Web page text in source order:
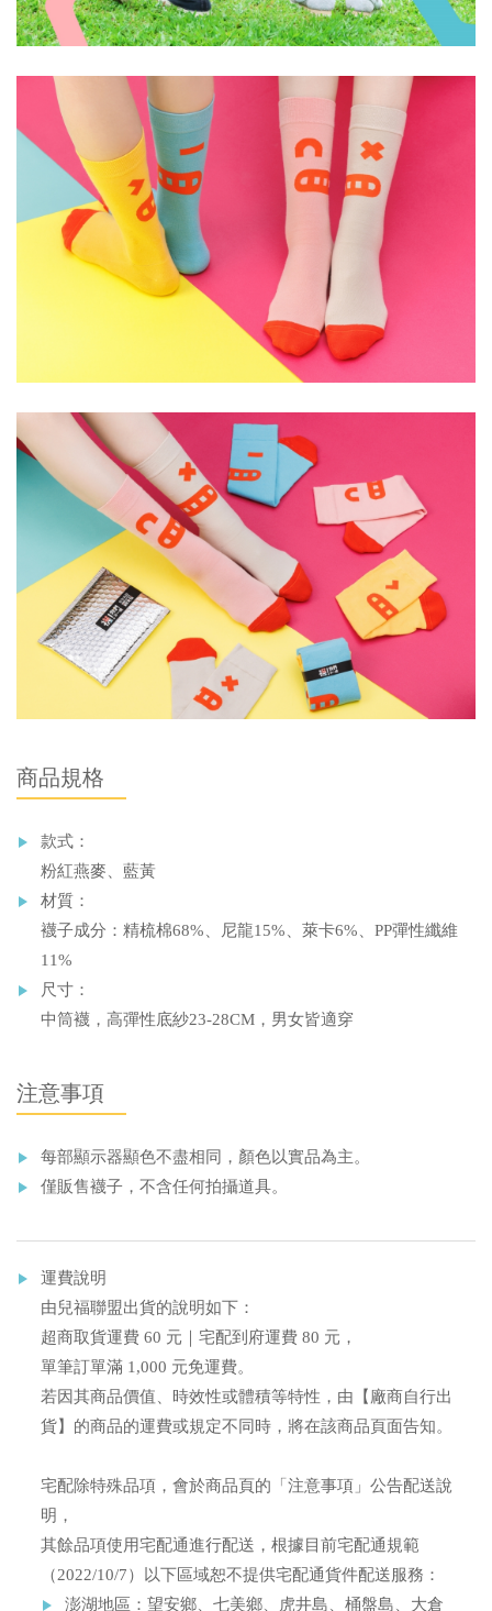
商品規格
款式：
粉紅燕麥、藍黃
材質：
襪子成分：精梳棉68%、尼龍15%、萊卡6%、PP彈性纖維
11%
尺寸：
中筒襪，高彈性底紗23-28CM，男女皆適穿
注意事項
每部顯示器顯色不盡相同，顏色以實品為主。
僅販售襪子，不含任何拍攝道具。
運費說明
由兒福聯盟出貨的說明如下：
超商取貨運費 60 元｜宅配到府運費 80 元，
單筆訂單滿 1,000 元免運費。
若因其商品價值、時效性或體積等特性，由【廠商自行出
貨】的商品的運費或規定不同時，將在該商品頁面告知。
宅配除特殊品項，會於商品頁的「注意事項」公告配送說
明，
其餘品項使用宅配通進行配送，根據目前宅配通規範
（2022/10/7）以下區域恕不提供宅配通貨件配送服務：
澎湖地區：望安鄉、七美鄉、虎井島、桶盤島、大倉